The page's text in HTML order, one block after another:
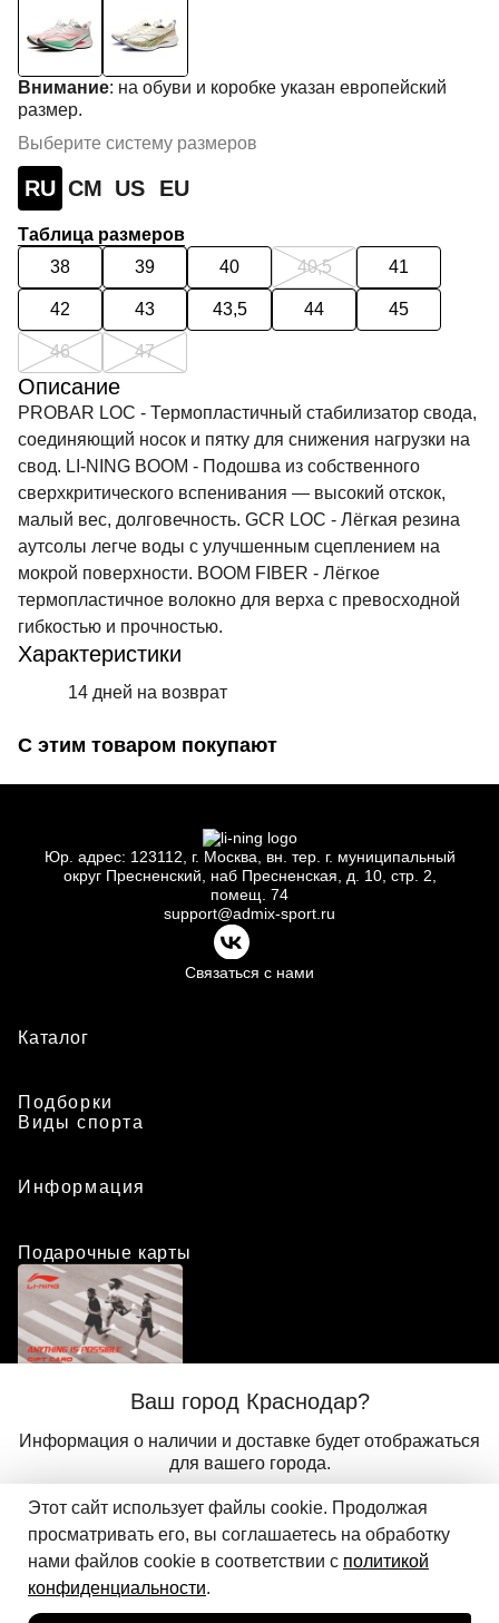
Ваш город Краснодар?
Информация о наличии и доставке будет отображаться
для вашего города.
Внимание: на обуви и коробке указан европейский
размер.
Выберите систему размеров
RU СМ US EU
Таблица размеров
38
39 40 40,5 41
42 43 43,5 44 45
46 47
Добавить в корзину
Описание
PROBAR LOC - Термопластичный стабилизатор свода,
соединяющий носок и пятку для снижения нагрузки на
свод. LI-NING BOOM - Подошва из собственного
сверхкритического вспенивания — высокий отскок,
малый вес, долговечность. GCR LOC - Лёгкая резина
аутсолы легче воды с улучшенным сцеплением на
мокрой поверхности. BOOM FIBER - Лёгкое
термопластичное волокно для верха с превосходной
гибкостью и прочностью.
Характеристики
14 дней на возврат
С этим товаром покупают
Юр. адрес: 123112, г. Москва, вн. тер. г. муниципальный
округ Пресненский, наб Пресненская, д. 10, стр. 2,
помещ. 74
support@admix-sport.ru
Связаться с нами
Каталог
Подборки
Виды спорта
Информация
Подарочные карты
Положение о программе лояльности
Присоединиться
© 2024 ООО «АДМИКС СПОРТ», официальный дистрибьютор
Li-Ning в России
Этот сайт использует файлы cookie. Продолжая
просматривать его, вы соглашаетесь на обработку
нами файлов cookie в соответствии с политикой
конфиденциальности.